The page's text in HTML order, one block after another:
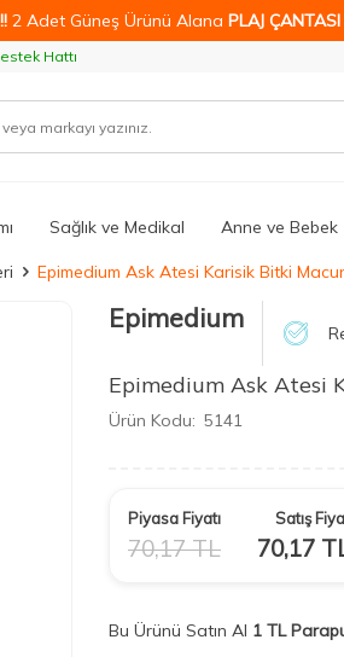
2 Adet Güneş Ürünü Alana PLAJ ÇANTASI
Hattı
Sağlık ve Medikal Anne ve Bebek
Epimedium Ask Atesi Karisik Bitki
Epimedium
Epimedium Ask Atesi
Ürün Kodu: 5141
Piyasa Fiyatı
70,17TL
Satış
70,17
Bu Ürünü Satın Al 1 TL